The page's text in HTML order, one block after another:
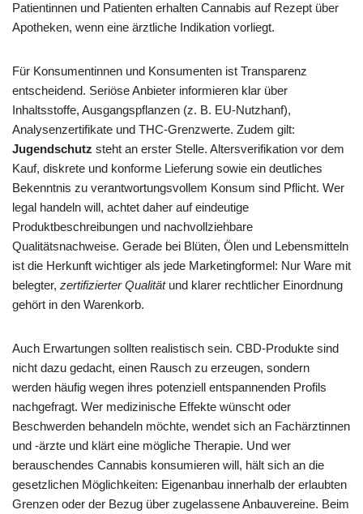
Patientinnen und Patienten erhalten Cannabis auf Rezept über
Apotheken, wenn eine ärztliche Indikation vorliegt.
Für Konsumentinnen und Konsumenten ist Transparenz
entscheidend. Seriöse Anbieter informieren klar über
Inhaltsstoffe, Ausgangspflanzen (z. B. EU-Nutzhanf),
Analysenzertifikate und THC-Grenzwerte. Zudem gilt:
Jugendschutz steht an erster Stelle. Altersverifikation vor dem
Kauf, diskrete und konforme Lieferung sowie ein deutliches
Bekenntnis zu verantwortungsvollem Konsum sind Pflicht. Wer
legal handeln will, achtet daher auf eindeutige
Produktbeschreibungen und nachvollziehbare
Qualitätsnachweise. Gerade bei Blüten, Ölen und Lebensmitteln
ist die Herkunft wichtiger als jede Marketingformel: Nur Ware mit
belegter, zertifizierter Qualitätund klarer rechtlicher Einordnung
gehört in den Warenkorb.
Auch Erwartungen sollten realistisch sein. CBD-Produkte sind
nicht dazu gedacht, einen Rausch zu erzeugen, sondern
werden häufig wegen ihres potenziell entspannenden Profils
nachgefragt. Wer medizinische Effekte wünscht oder
Beschwerden behandeln möchte, wendet sich an Fachärztinnen
und -ärzte und klärt eine mögliche Therapie. Und wer
berauschendes Cannabis konsumieren will, hält sich an die
gesetzlichen Möglichkeiten: Eigenanbau innerhalb der erlaubten
Grenzen oder der Bezug über zugelassene Anbauvereine. Beim